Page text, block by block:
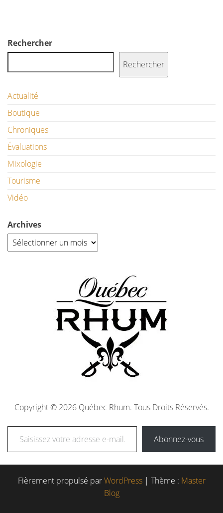
Rechercher
Rechercher
Actualité
Boutique
Chroniques
Évaluations
Mixologie
Tourisme
Vidéo
Archives
Copyright © 2026 Québec Rhum. Tous Droits Réservés.
Abonnez-vous
Fièrement propulsé parWordPress | Thème : Master
Blog